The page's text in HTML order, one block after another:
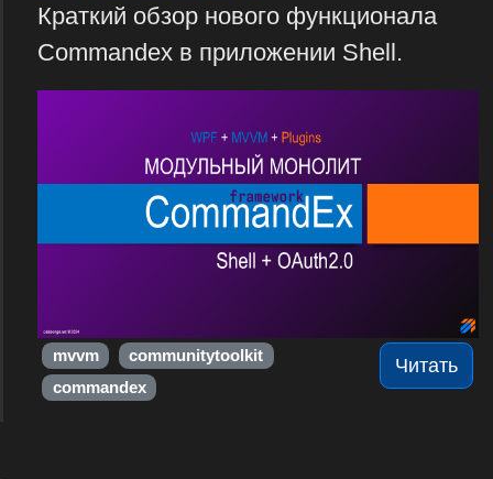
Краткий обзор нового функционала
Commandex в приложении Shell.
Читать
mvvm
communitytoolkit
commandex